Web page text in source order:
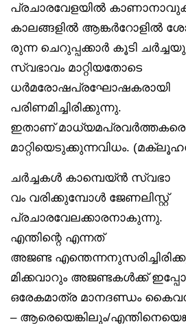
പ്രചാരവേളയിൽ
കാലങ്ങളിൽ ആങ്കർറോളിൽ
രുന്ന ചെറുപ്പക്കാർ കൂടി
സ്വഭാവം മാറ്റിയതോടെ
ധർമരോഷപ്രഘോഷകരായി
പരിണമിച്ചിരിക്കുന്നു.
ഇതാണ് മാധ്യമപ്രവർത്തകരെ
മാറ്റിയെടുക്കുന്നവിധം.
ചർച്ചകൾ കാമ്പെയ്ൻ സ്വഭാ
വം വരിക്കുമ്പോൾ ജേണലിസ്റ്റ്
പ്രചാരവേലക്കാരനാകുന്നു.
എന്തിന്റെ എന്നത്
അജണ്ട
മിക്കവാറും അജണ്ടകൾക്ക്
ഒരേകമാത്ര മാനദണ്ഡം
– ആരെയെങ്കിലും/